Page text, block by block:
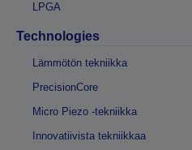
LPGA
Technologies
Lämmötön tekniikka
PrecisionCore
Micro Piezo -tekniikka
Innovatiivista tekniikkaa